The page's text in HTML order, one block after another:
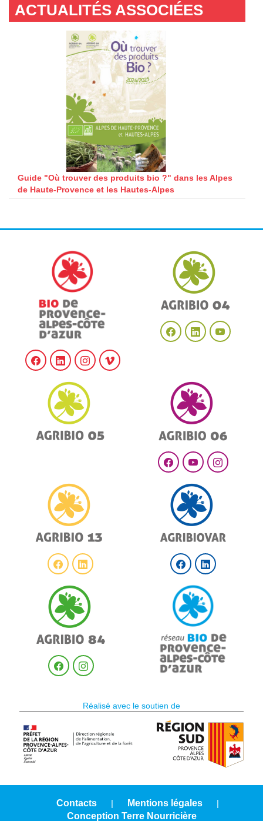
ACTUALITÉS ASSOCIÉES
Guide "Où trouver des produits bio ?" dans les Alpes
de Haute-Provence et les Hautes-Alpes
Réalisé avec le soutien de
Contacts | Mentions légales
|
Conception Terre Nourricière